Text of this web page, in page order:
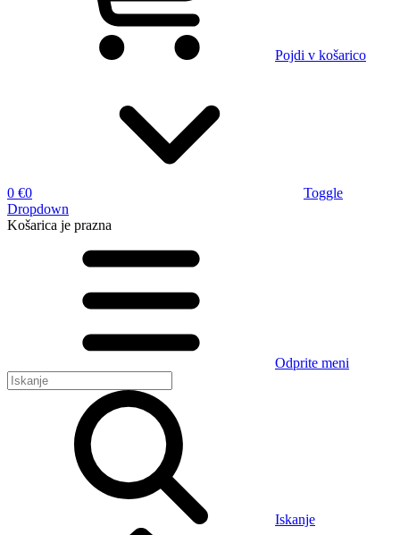
Pojdi v košarico
0 €0
Toggle
Dropdown
Košarica je prazna
Odprite meni
Iskanje